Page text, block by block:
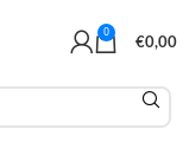
0 €0,00